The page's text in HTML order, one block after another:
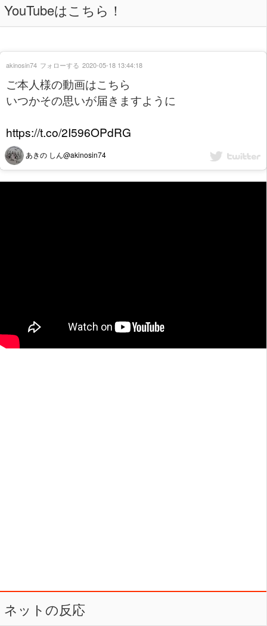
YouTubeはこちら！
ご本人様の動画はこちら
いつかその思いが届きますように
https://t.co/2I596OPdRG
あきの しん@akinosin74
akinosin74 フォローする 2020-05-18 13:44:18
ネットの反応